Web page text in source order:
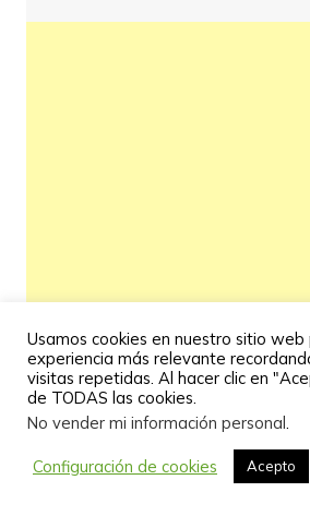
Usamos cookies en nuestro sitio
experiencia más relevante
visitas repetidas. Al hacer clic en
de TODAS las cookies.
No vender mi información personal.
Configuración de cookies Acepto